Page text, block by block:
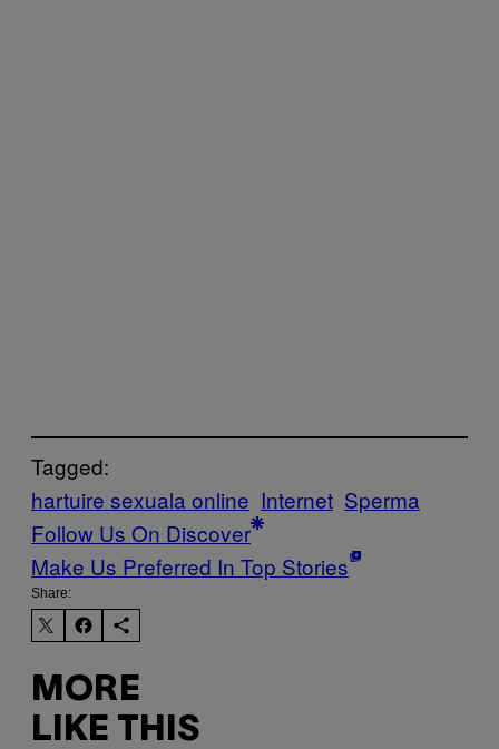
Tagged:
hartuire sexuala online Internet Sperma
Follow Us On Discover
Make Us Preferred In Top Stories
Share:
MORE
LIKE THIS